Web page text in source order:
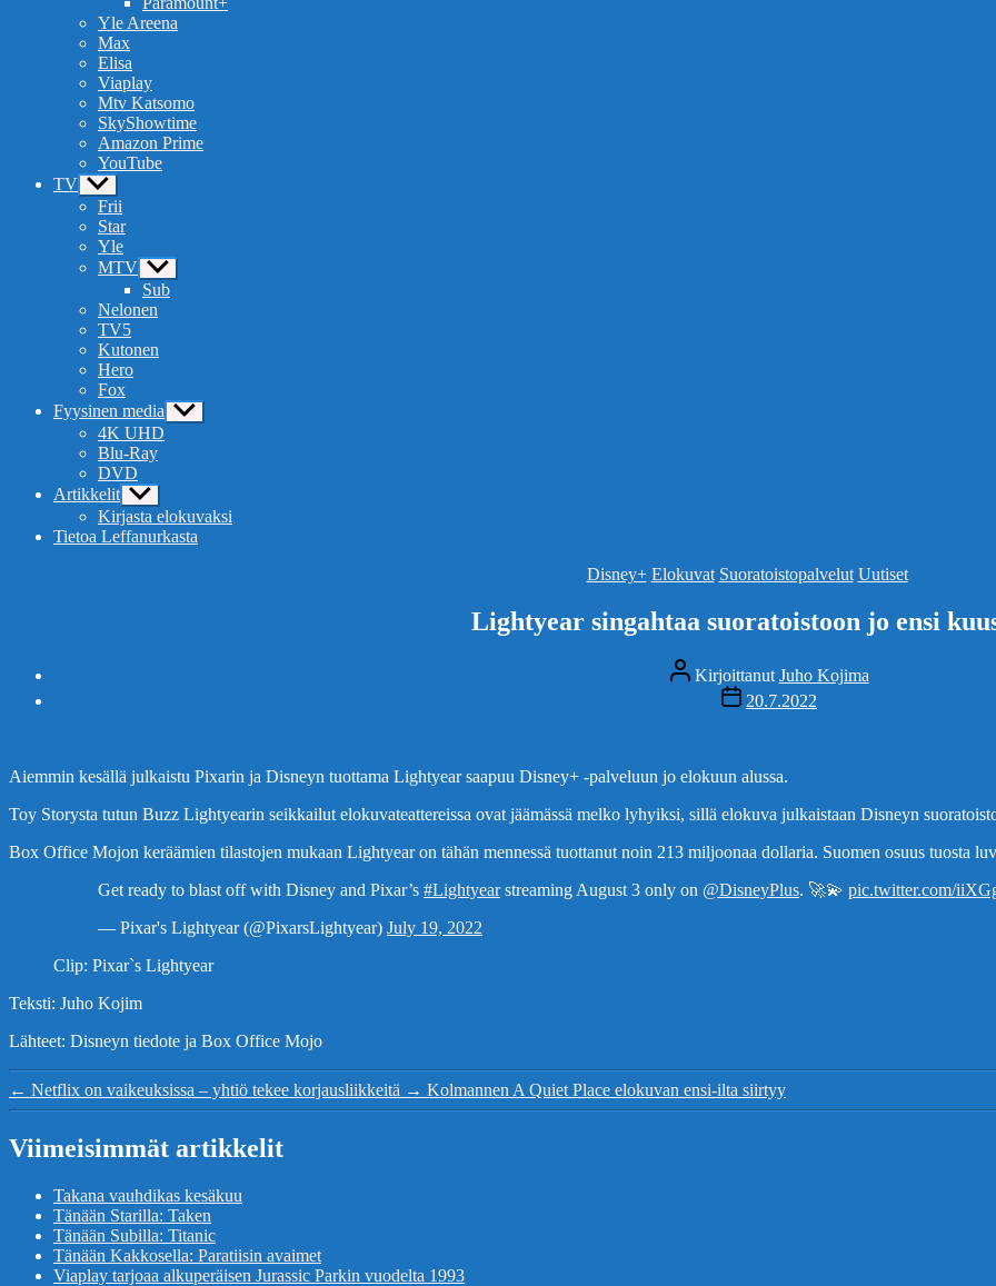
Yle Areena
Max
Elisa
Viaplay
Mtv Katsomo
SkyShowtime
Amazon Prime
YouTube
TV Näytä
alavalikko
Frii
Star
Yle
MTV Näytä
alavalikko
Sub
Nelonen
TV5
Kutonen
Hero
Fox
Fyysinen media Näytä
alavalikko
4K UHD
Blu-Ray
DVD
Artikkelit Näytä
alavalikko
Kirjasta elokuvaksi
Tietoa Leffanurkasta
Kategoriat
Disney+ Elokuvat Suoratoistopalvelut Uutiset
Lightyear singahtaa suoratoistoon jo ensi
Kirjoittaja
Kirjoittanut Juho Kojima
Julkaisupäivämäärä
20.7.2022
Aiemmin kesällä julkaistu Pixarin ja Disneyn tuottama Lightyear saapuu Disney+ -palveluun jo elokuun alussa.
Toy Storysta tutun Buzz Lightyearin seikkailut elokuvateattereissa ovat jäämässä melko lyhyiksi, sillä elokuva julkaistaan Disneyn
Box Office Mojon keräämien tilastojen mukaan Lightyear on tähän mennessä tuottanut noin 213 miljoonaa dollaria. Suomen osuus tuosta
Get ready to blast off with Disney and Pixar’s #Lightyearstreaming August 3 only on @DisneyPlus. 🚀💫 pic.twitter.com/
— Pixar's Lightyear (@PixarsLightyear) July 19, 2022
Clip: Pixar`s Lightyear
Teksti: Juho Kojim
Lähteet: Disneyn tiedote ja Box Office Mojo
← Netflix on vaikeuksissa – yhtiö tekee korjausliikkeitä → Kolmannen A Quiet Place elokuvan ensi-ilta siirtyy
Viimeisimmät artikkelit
Takana vauhdikas kesäkuu
Tänään Starilla: Taken
Tänään Subilla: Titanic
Tänään Kakkosella: Paratiisin avaimet
Viaplay tarjoaa alkuperäisen Jurassic Parkin vuodelta 1993